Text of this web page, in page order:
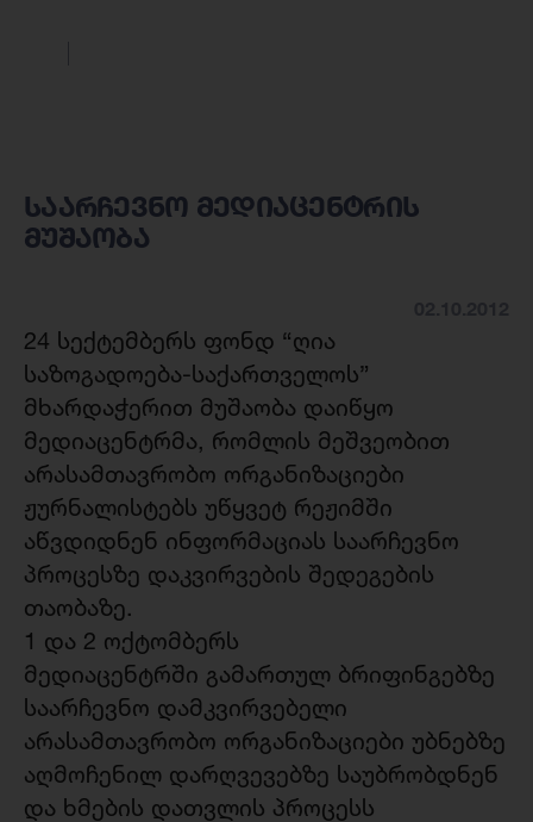
საარჩევნო მედიაცენტრის
მუშაობა
24 სექტემბერს ფონდ “ღია
საზოგადოება-საქართველოს”
მხარდაჭერით მუშაობა დაიწყო
მედიაცენტრმა, რომლის მეშვეობით
არასამთავრობო ორგანიზაციები
ჟურნალისტებს უწყვეტ რეჟიმში
აწვდიდნენ ინფორმაციას საარჩევნო
პროცესზე დაკვირვების შედეგების
თაობაზე.
1 და 2 ოქტომბერს
მედიაცენტრში გამართულ ბრიფინგებზე
საარჩევნო დამკვირვებელი
არასამთავრობო ორგანიზაციები უბნებზე
აღმოჩენილ დარღვევებზე საუბრობდნენ
და ხმების დათვლის პროცესს